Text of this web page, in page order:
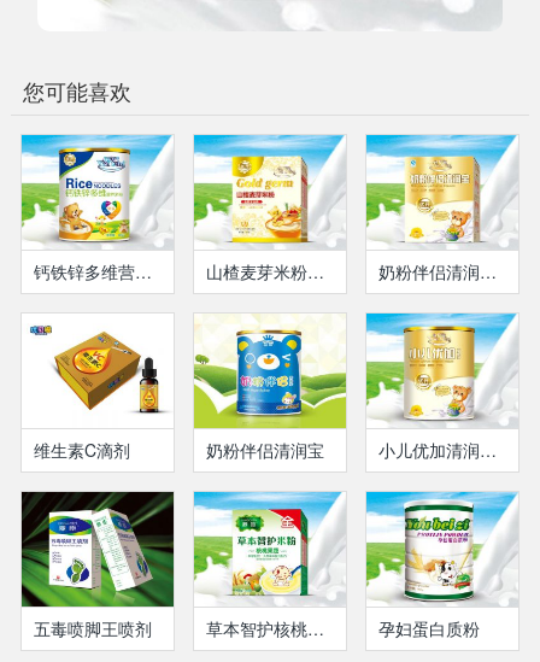
您可能喜欢
钙铁锌多维营养米粉（瓶装） 山楂麦芽米粉（盒装） 奶粉伴侣清润宝(盒装）
维生素C滴剂 奶粉伴侣清润宝 小儿优加清润宝（瓶装）
五毒喷脚王喷剂 草本智护核桃果蔬米粉 孕妇蛋白质粉